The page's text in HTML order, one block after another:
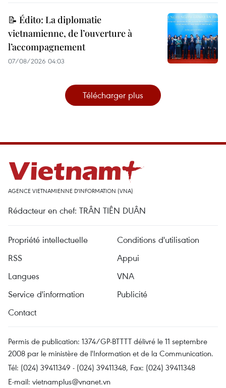
📝 Édito: La diplomatie
vietnamienne, de l’ouverture à
l’accompagnement
07/08/2026 04:03
Télécharger plus
AGENCE VIETNAMIENNE D'INFORMATION (VNA)
Rédacteur en chef: TRÂN TIÊN DUÂN
Propriété intellectuelle
Conditions d'utilisation
RSS
Appui
Langues
VNA
Service d'information
Publicité
Contact
Permis de publication: 1374/GP-BTTTT délivré le 11 septembre
2008 par le ministère de l'Information et de la Communication.
Tél: (024) 39411349 - (024) 39411348, Fax: (024) 39411348
E-mail: vietnamplus@vnanet.vn